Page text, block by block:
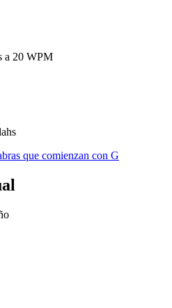
a 20 WPM
que comienzan con G